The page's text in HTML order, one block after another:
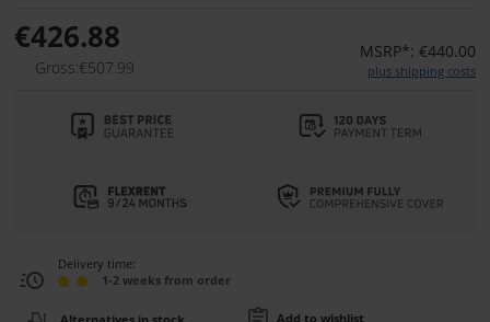
€426.88
Gross:€507.99
MSRP*: €440.00
plus shipping costs
Delivery time:
1-2 weeks from order
Add to wishlist